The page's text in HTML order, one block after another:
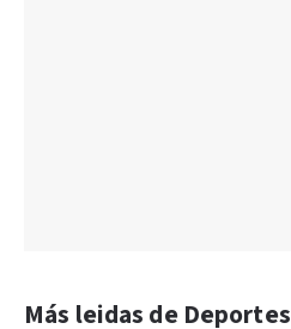
Más leidas de Deportes